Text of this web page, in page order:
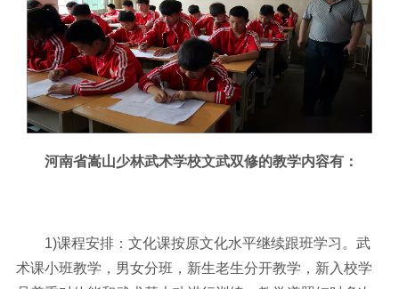
河南省嵩山少林武术学校文武双修的教学内容有：
1)课程安排：文化课按原文化水平继续跟班学习。武
术课小班教学，男女分班，新生老生分开教学，新入校学